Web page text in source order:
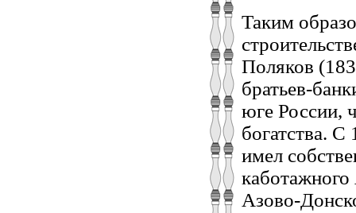
Таким
Поляков
братьев-
юге России,
богатства. С
имел
каботажного
Азово-